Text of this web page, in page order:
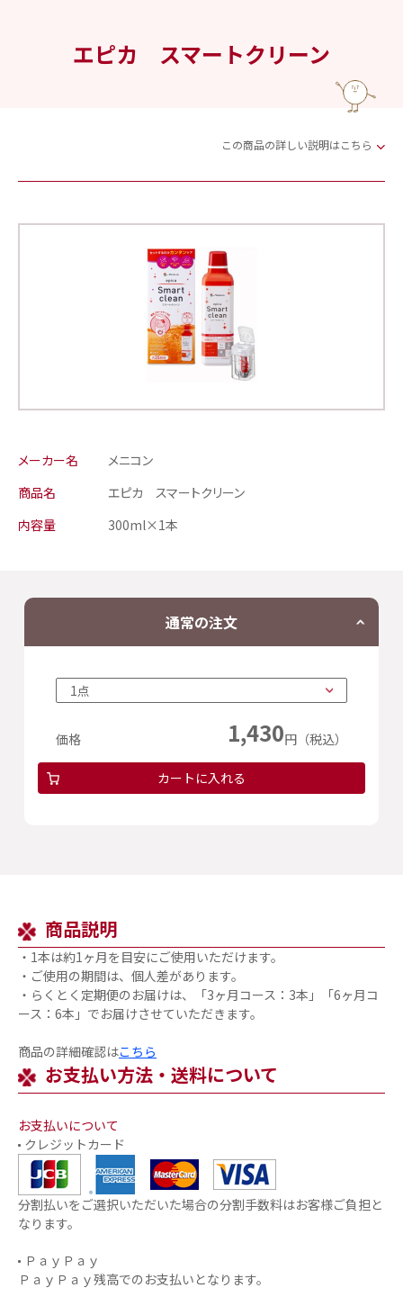
エピカ スマートクリーン
この商品の詳しい説明はこちら
メーカー名
メニコン
商品名
エピカ スマートクリーン
内容量
300ml×1本
通常の注文
価格 1,430円（税込）
カートに入れる
商品説明
・1本は約1ヶ月を目安にご使用いただけます。
・ご使用の期間は、個人差があります。
・らくとく定期便のお届けは、「3ヶ月コース：3本」「6ヶ月コ
ース：6本」でお届けさせていただきます。
商品の詳細確認はこちら
お支払い方法・送料について
お支払いについて
クレジットカード
分割払いをご選択いただいた場合の分割手数料はお客様ご負担と
なります。
ＰａｙＰａｙ
ＰａｙＰａｙ残高でのお支払いとなります。